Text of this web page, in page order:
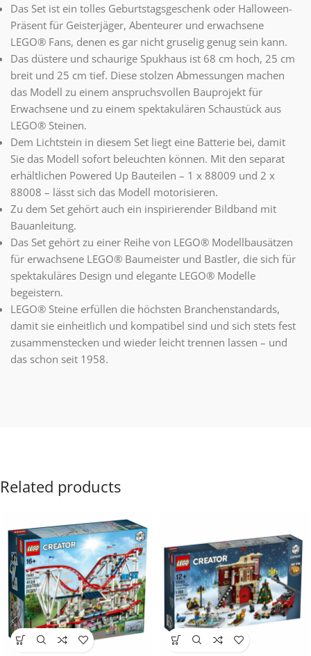
Das Set ist ein tolles Geburtstagsgeschenk oder Halloween-
Präsent für Geisterjäger, Abenteurer und erwachsene
LEGO® Fans, denen es gar nicht gruselig genug sein kann.
Das düstere und schaurige Spukhaus ist 68 cm hoch, 25 cm
breit und 25 cm tief. Diese stolzen Abmessungen machen
das Modell zu einem anspruchsvollen Bauprojekt für
Erwachsene und zu einem spektakulären Schaustück aus
LEGO® Steinen.
Dem Lichtstein in diesem Set liegt eine Batterie bei, damit
Sie das Modell sofort beleuchten können. Mit den separat
erhältlichen Powered Up Bauteilen – 1 x 88009 und 2 x
88008 – lässt sich das Modell motorisieren.
Zu dem Set gehört auch ein inspirierender Bildband mit
Bauanleitung.
Das Set gehört zu einer Reihe von LEGO® Modellbausätzen
für erwachsene LEGO® Baumeister und Bastler, die sich für
spektakuläres Design und elegante LEGO® Modelle
begeistern.
LEGO® Steine erfüllen die höchsten Branchenstandards,
damit sie einheitlich und kompatibel sind und sich stets fest
zusammenstecken und wieder leicht trennen lassen – und
das schon seit 1958.
Related products